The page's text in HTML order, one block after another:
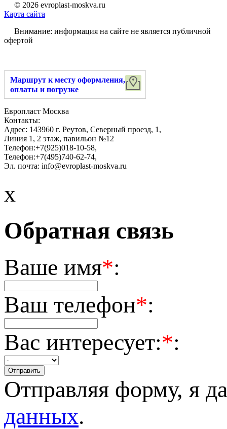
© 2026 evroplast-moskva.ru
Карта сайта
Внимание: информация на сайте не является публичной
офертой
Маршрут к месту оформления,
оплаты и погрузке
Европласт Москва
Контакты:
Адрес: 143960 г. Реутов, Северный проезд, 1 ,
Линия 1, 2 этаж, павильон №12
Телефон:+7(925)018-10-58,
Телефон:+7(495)740-62-74,
Эл. почта: info@evroplast-moskva.ru
x
Обратная связь
Ваше имя*:
Ваш телефон*:
Вас интересует:*:
Отправляя форму, я
данных.